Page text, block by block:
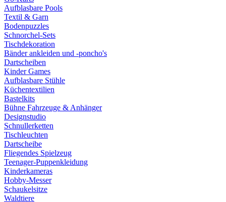
Aufblasbare Pools
Textil & Garn
Bodenpuzzles
Schnorchel-Sets
Tischdekoration
Bänder ankleiden und -poncho's
Dartscheiben
Kinder Games
Aufblasbare Stühle
Küchentextilien
Bastelkits
Bühne Fahrzeuge & Anhänger
Designstudio
Schnullerketten
Tischleuchten
Dartscheibe
Fliegendes Spielzeug
Teenager-Puppenkleidung
Kinderkameras
Hobby-Messer
Schaukelsitze
Waldtiere